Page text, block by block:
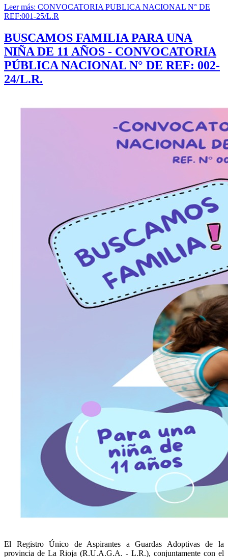
Leer más: CONVOCATORIA PUBLICA NACIONAL N° DE
REF:001-25/L.R
BUSCAMOS FAMILIA PARA UNA
NIÑA DE 11 AÑOS - CONVOCATORIA
PÚBLICA NACIONAL N° DE REF: 002-
24/L.R.
El Registro Único de Aspirantes a Guardas Adoptivas de la
provincia de La Rioja (R.U.A.G.A. - L.R.), conjuntamente con el